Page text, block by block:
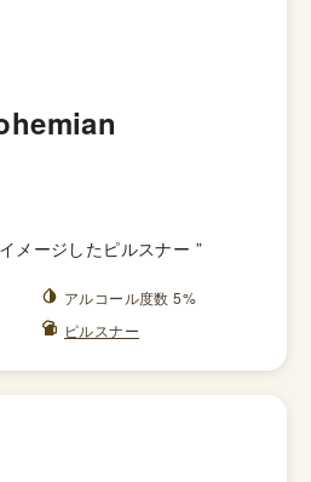
メージしたピルスナー ”
アルコール度数 5%
ピルスナー